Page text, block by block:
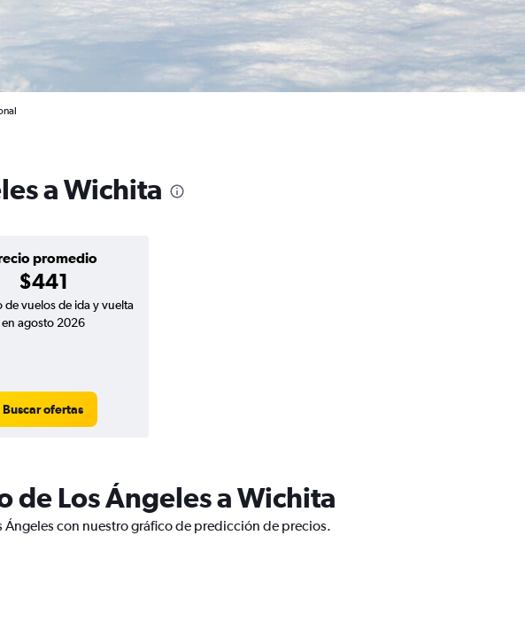
a Wichita
promedio
$441
de vuelos de ida y vuelta
en agosto 2026
Buscar ofertas
de Los Ángeles a Wichita
con nuestro gráfico de predicción de precios.